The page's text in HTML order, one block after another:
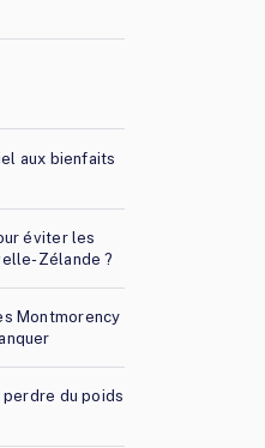
aux bienfaits
éviter les
Zélande ?
Montmorency
du poids